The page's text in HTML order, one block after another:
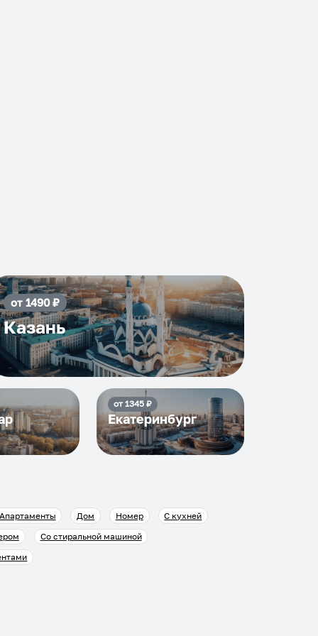
от1490₽
Казань
от 1345₽
Екатеринбург
Дом Номер
С кухней
Со стиральной машиной